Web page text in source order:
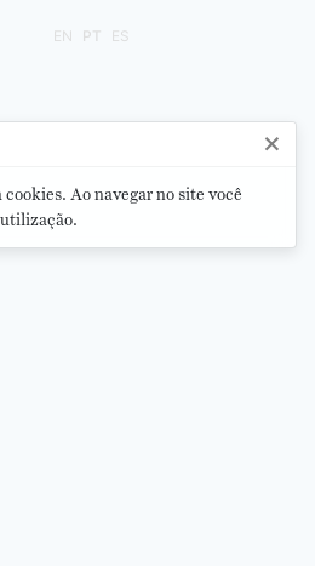
EN PT ES
×
Ao navegar no site você